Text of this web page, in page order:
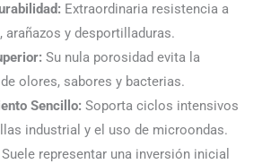
Extraordinaria resistencia a
arañazos y desportilladuras.
Su nula porosidad evita la
olores, sabores y bacterias.
Sencillo: Soporta ciclos intensivos
industrial y el uso de microondas.
Suele representar una inversión inicial